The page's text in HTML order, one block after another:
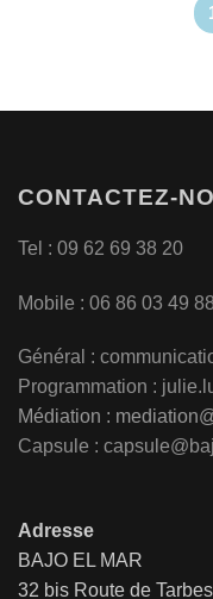
CONTACTEZ-
Tel : 09 62 69 38 20
Mobile : 06 86 03 49 88
Général :
Programmation :
Médiation :
Capsule :
Adresse
BAJO EL MAR
32 bis Route de